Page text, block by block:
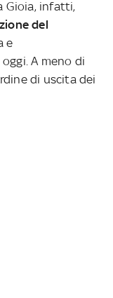
Gioia, infatti,
del
e
A meno di
di uscita dei